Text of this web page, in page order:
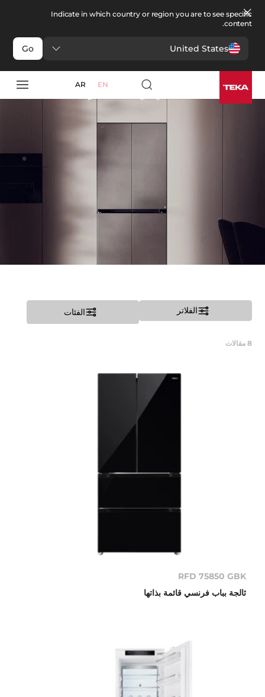
Indicate in which country or region you are to see specific
content.
United States
Go
EN
AR
مطبخ>سلسلة أجهزة التبريد
سلسلة أجهزة التبريد
الفلاتر الفئات
8 مقالات
RFD 75850 GBK
ثالجة بباب فرنسي قائمة بذاتها